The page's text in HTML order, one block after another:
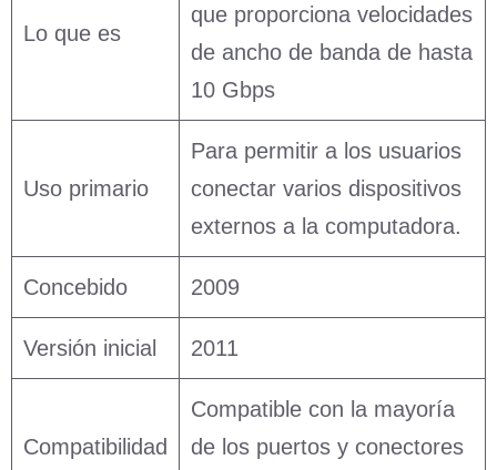
Lo que es
que proporciona velocidades
de ancho de banda de hasta
10 Gbps
Uso primario
Para permitir a los usuarios
conectar varios dispositivos
externos a la computadora.
Concebido 2009
Versión inicial 2011
Compatibilidad
Compatible con la mayoría
de los puertos y conectores